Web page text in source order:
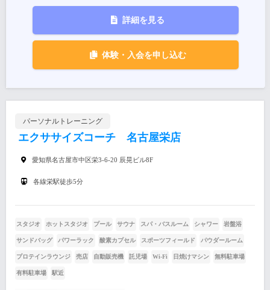
詳細を見る
体験・入会を申し込む
パーソナルトレーニング
エクササイズコーチ 名古屋栄店
愛知県名古屋市中区栄3-6-20 辰晃ビル8F
各線栄駅徒歩5分
スタジオ ホットスタジオ プール サウナ スパ・バスルーム シャワー 岩盤浴
サンドバッグ パワーラック 酸素カプセル スポーツフィールド パウダールーム
プロテインラウンジ 売店 自動販売機 託児場 Wi-Fi 日焼けマシン 無料駐車場
有料駐車場 駅近